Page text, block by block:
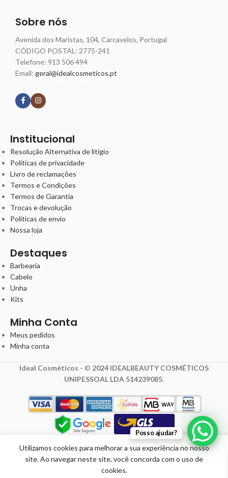
Sobre nós
Avenida dos Maristas, 104, Carcavelos, Portugal
CÓDIGO POSTAL: 2775-241
Telefone: 913 506 494
Email: geral@idealcosmeticos.pt
Institucional
Resolução Alternativa de litígio
Políticas de privacidade
Livro de reclamações
Termos e Condições
Termos de Garantia
Trocas e devolução
Políticas de envio
Nossa loja
Destaques
Barbearia
Cabelo
Unha
Kits
Minha Conta
Meus pedidos
Minha conta
Ideal Cosméticos - © 2024 IDEALBEAUTY COSMÉTICOS
UNIPESSOAL LDA 514239085.
Utilizamos cookies para melhorar a sua experiência no nosso
site. Ao navegar neste site, você concorda com o uso de
cookies.
Condicionador
Sem Sal Pro-
€7,20 €
com IVA
Promoção
válida de
Posso ajudar?